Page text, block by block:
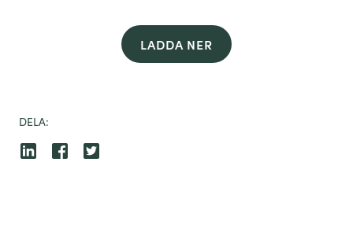
LADDA NER
DELA: